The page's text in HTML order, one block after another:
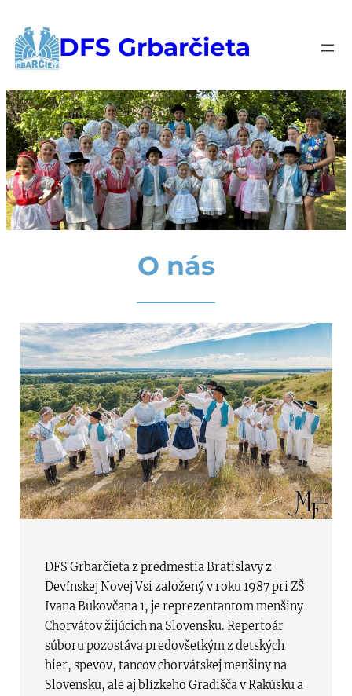
DFS Grbarčieta
O nás
DFS Grbarčieta z predmestia Bratislavy z
Devínskej Novej Vsi založený v roku 1987 pri ZŠ
Ivana Bukovčana 1, je reprezentantom menšiny
Chorvátov žijúcich na Slovensku. Repertoár
súboru pozostáva predovšetkým z detských
hier, spevov, tancov chorvátskej menšiny na
Slovensku, ale aj blízkeho Gradišča v Rakúsku a